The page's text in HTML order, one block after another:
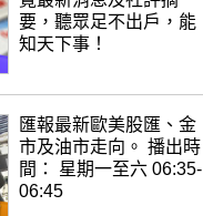
要，聽眾足不出戶，能
知天下事！
匯報最新歐美股匯、金
市及油市走向。 播出時
間： 星期一至六 06:35-
06:45